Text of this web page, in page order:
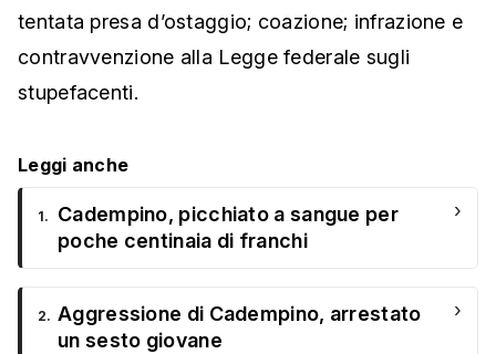
tentata presa d’ostaggio; coazione; infrazione e
contravvenzione alla Legge federale sugli
stupefacenti.
Leggi anche
1.
Cadempino, picchiato a sangue per
poche centinaia di franchi
›
2. Aggressione di Cadempino, arrestato
un sesto giovane
›